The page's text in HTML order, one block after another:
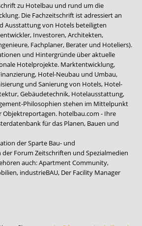
zu Hotelbau und rund um die
Die Fachzeitschrift ist adressiert an
Ausstattung von Hotels beteiligten
Investoren, Architekten,
Fachplaner, Berater und Hoteliers).
und Hintergründe über aktuelle
Hotelprojekte. Marktentwicklung,
Hotel-Neubau und Umbau,
und Sanierung von Hotels, Hotel-
Gebäudetechnik, Hotelausstattung,
Philosophien stehen im Mittelpunkt
hotelbau.com - Ihre
für das Planen, Bauen und
der Sparte Bau- und
Forum Zeitschriften und Spezialmedien
auch:Apartment Community,
, industrieBAU, Der Facility Manager